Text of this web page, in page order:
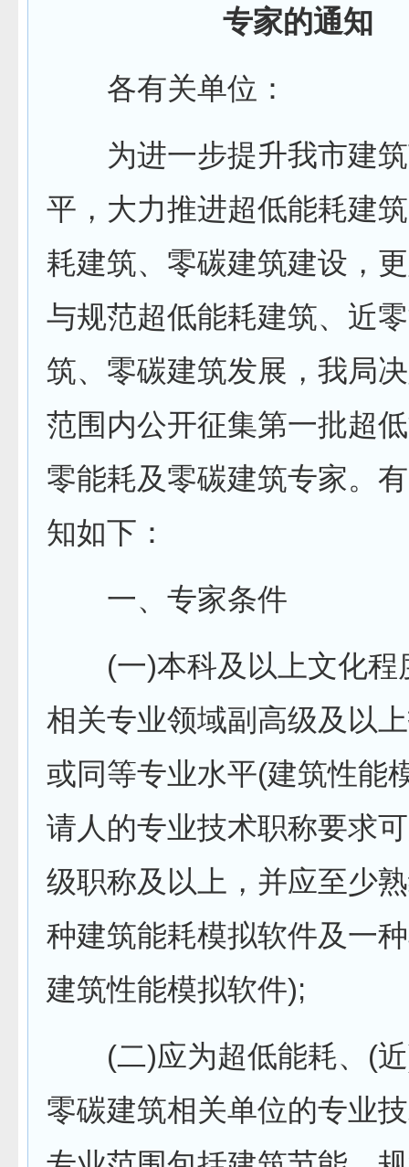
专家的通知
各有关单位：
为进一步提升我市建筑
平，大力推进超低能耗建
耗建筑、零碳建筑建设，
与规范超低能耗建筑、近
筑、零碳建筑发展，我局
范围内公开征集第一批超
零能耗及零碳建筑专家。
知如下：
一、专家条件
(一)本科及以上文化程
相关专业领域副高级及以
或同等专业水平(建筑性能
请人的专业技术职称要求
级职称及以上，并应至少
种建筑能耗模拟软件及一
建筑性能模拟软件);
(二)应为超低能耗、(近
零碳建筑相关单位的专业